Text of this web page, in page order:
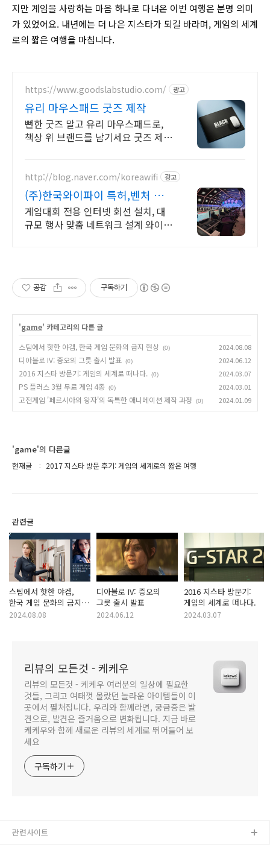
지만 게임을 사랑하는 마음 하나로 다녀온 이번 여행은 분명 의미
가 있었어요. 내년에는 더 나은 지스타가 되길 바라며, 게임의 세계
로의 짧은 여행을 마칩니다.
https://www.goodslabstudio.com/ 광고
유리 마우스패드 굿즈 제작
뻔한 굿즈 말고 유리 마우스패드로,
책상 위 브랜드를 남기세요 굿즈 제작
http://blog.naver.com/koreawifi 광고
(주)한국와이파이 특허,벤처 행
사용 대용량 인터넷 구축
게임대회 전용 인터넷 회선 설치, 대
규모 행사 맞춤 네트워크 설계 와이파
공감 구독하기
'game' 카테고리의 다른 글
스팀에서 핫한 야겜, 한국 게임 문화의 금지 현상 (0) 2024.08.08
디아블로 IV: 증오의 그릇 출시 발표 (0) 2024.06.12
2016 지스타 방문기: 게임의 세계로 떠나다. (0) 2024.03.07
PS 플러스 3월 무료 게임 4종 (0) 2024.03.01
고전게임 '페르시아의 왕자'의 독특한 애니메이션 제작 과정 (0) 2024.01.09
'game'의 다른글
현재글 2017 지스타 방문 후기: 게임의 세계로의 짧은 여행
관련글
스팀에서 핫한 야겜,
한국 게임 문화의 금지
현상
2024.08.08
디아블로 IV: 증오의
그릇 출시 발표
2024.06.12
2016 지스타 방문기:
게임의 세계로 떠나다.
2024.03.07
리뷰의 모든것 - 케케우
리뷰의 모든것 - 케케우 여러분의 일상에 필요한
것들, 그리고 여태껏 몰랐던 놀라운 아이템들이 이
곳에서 펼쳐집니다. 우리와 함께라면, 궁금증은 발
견으로, 발견은 즐거움으로 변화됩니다. 지금 바로
케케우와 함께 새로운 리뷰의 세계로 뛰어들어 보
세요
구독하기
관련사이트